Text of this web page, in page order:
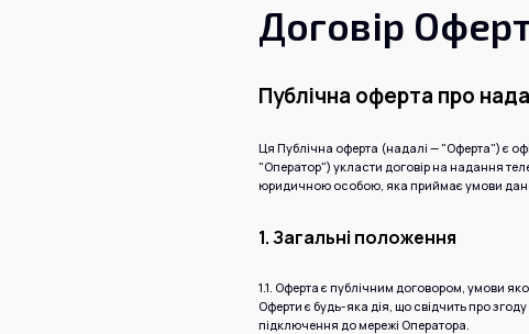
Договір
Публічна оферта про
Ця Публічна оферта (надалі — "Оферта") є
"Оператор") укласти договір на надання
юридичною особою, яка приймає умови
1. Загальні положення
1.1. Оферта є публічним договором, умови
Оферти є будь-яка дія, що свідчить про
підключення до мережі Оператора.